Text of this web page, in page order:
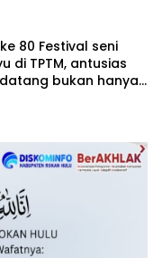
80 Festival seni
di TPTM, antusias
hanya
luar kabupaten